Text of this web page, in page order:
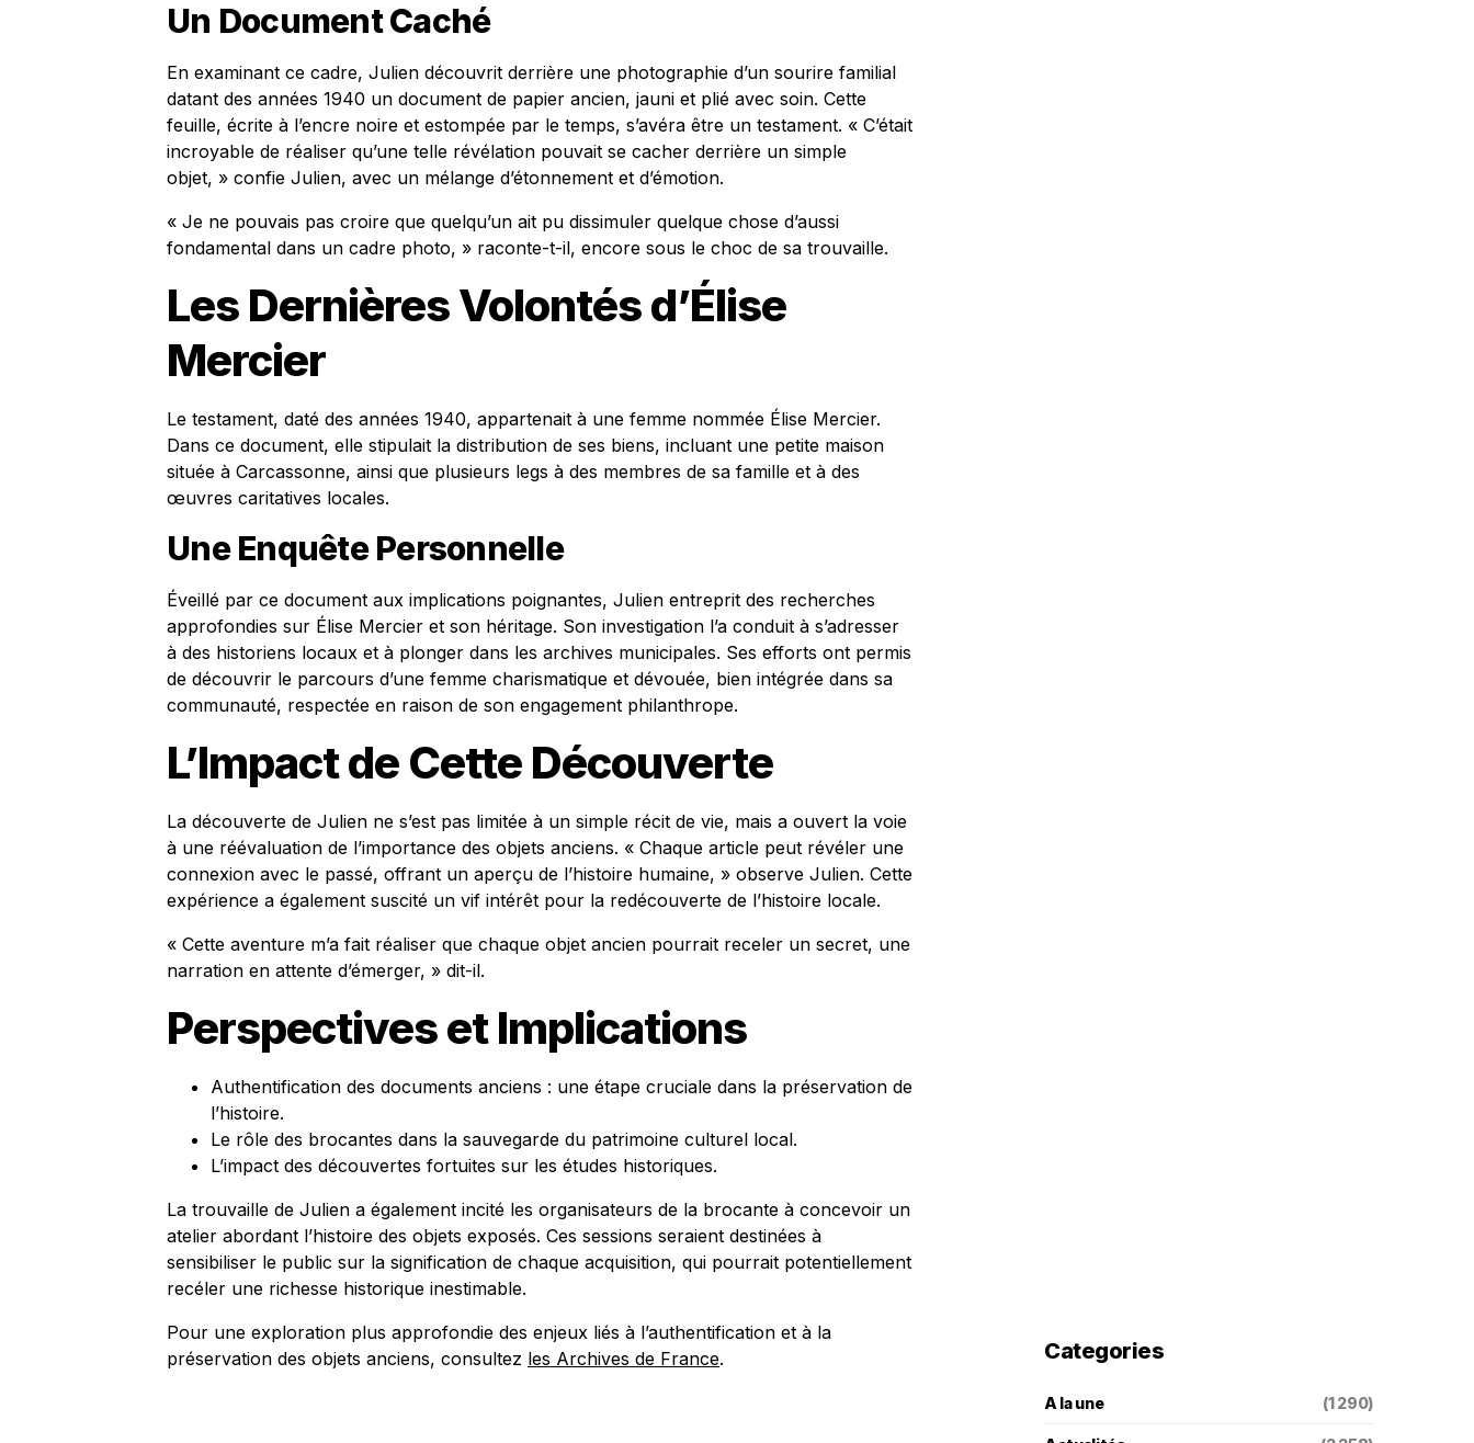
Un Document Caché
En examinant ce cadre, Julien découvrit derrière une photographie d’un sourire familial
datant des années 1940 un document de papier ancien, jauni et plié avec soin. Cette
feuille, écrite à l’encre noire et estompée par le temps, s’avéra être un testament. « C’était
incroyable de réaliser qu’une telle révélation pouvait se cacher derrière un simple
objet, » confie Julien, avec un mélange d’étonnement et d’émotion.
« Je ne pouvais pas croire que quelqu’un ait pu dissimuler quelque chose d’aussi
fondamental dans un cadre photo, » raconte-t-il, encore sous le choc de sa trouvaille.
Les Dernières Volontés d’Élise
Mercier
Le testament, daté des années 1940, appartenait à une femme nommée Élise Mercier.
Dans ce document, elle stipulait la distribution de ses biens, incluant une petite maison
située à Carcassonne, ainsi que plusieurs legs à des membres de sa famille et à des
œuvres caritatives locales.
Une Enquête Personnelle
Éveillé par ce document aux implications poignantes, Julien entreprit des recherches
approfondies sur Élise Mercier et son héritage. Son investigation l’a conduit à s’adresser
à des historiens locaux et à plonger dans les archives municipales. Ses efforts ont permis
de découvrir le parcours d’une femme charismatique et dévouée, bien intégrée dans sa
communauté, respectée en raison de son engagement philanthrope.
L’Impact de Cette Découverte
La découverte de Julien ne s’est pas limitée à un simple récit de vie, mais a ouvert la voie
à une réévaluation de l’importance des objets anciens. « Chaque article peut révéler une
connexion avec le passé, offrant un aperçu de l’histoire humaine, » observe Julien. Cette
expérience a également suscité un vif intérêt pour la redécouverte de l’histoire locale.
« Cette aventure m’a fait réaliser que chaque objet ancien pourrait receler un secret, une
narration en attente d’émerger, » dit-il.
Perspectives et Implications
Authentification des documents anciens : une étape cruciale dans la préservation de
l’histoire.
Le rôle des brocantes dans la sauvegarde du patrimoine culturel local.
L’impact des découvertes fortuites sur les études historiques.
La trouvaille de Julien a également incité les organisateurs de la brocante à concevoir un
atelier abordant l’histoire des objets exposés. Ces sessions seraient destinées à
sensibiliser le public sur la signification de chaque acquisition, qui pourrait potentiellement
recéler une richesse historique inestimable.
Pour une exploration plus approfondie des enjeux liés à l’authentification et à la
préservation des objets anciens, consultez les Archives de France. Categories
A la une (1 290)